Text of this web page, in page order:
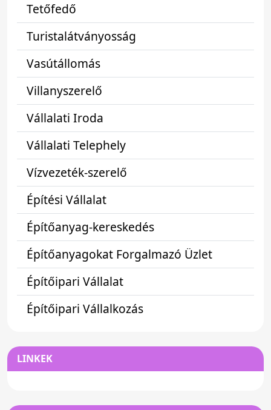
Tetőfedő
Turistalátványosság
Vasútállomás
Villanyszerelő
Vállalati Iroda
Vállalati Telephely
Vízvezeték-szerelő
Építési Vállalat
Építőanyag-kereskedés
Építőanyagokat Forgalmazó Üzlet
Építőipari Vállalat
Építőipari Vállalkozás
LINKEK